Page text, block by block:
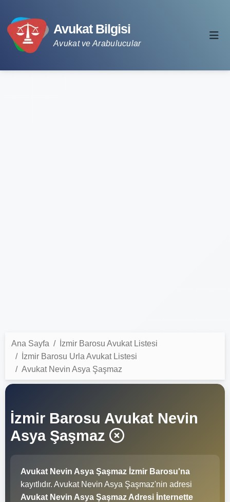
Avukat Bilgisi
Avukat ve Arabulucular
Ana Sayfa
İzmir Barosu Avukat Listesi
İzmir Barosu Urla Avukat Listesi
Avukat Nevin Asya Şaşmaz
İzmir Barosu Avukat Nevin
Asya Şaşmaz
Avukat Nevin Asya Şaşmaz İzmir Barosu'na
kayıtlıdır. Avukat Nevin Asya Şaşmaz'nin adresi
Avukat Nevin Asya Şaşmaz Adresi İnternette